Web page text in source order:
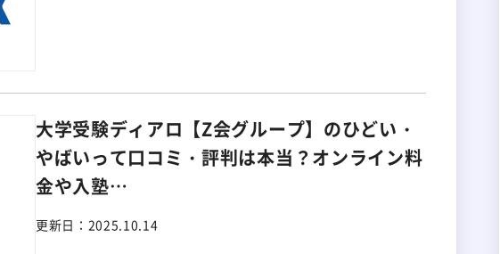
大学受験ディアロ【Z会グループ】のひどい・
やばいって口コミ・評判は本当？オンライン料
金や入塾…
更新日： 2025.10.14